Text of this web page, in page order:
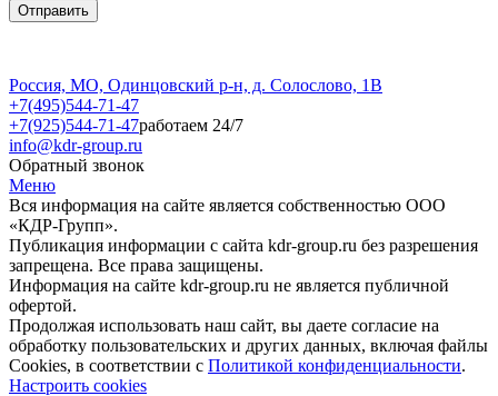
Россия, МО, Одинцовский р-н, д. Солослово, 1В
+7(495)544-71-47
+7(925)544-71-47работаем 24/7
info@kdr-group.ru
Обратный звонок
Меню
Вся информация на сайте является собственностью ООО
«КДР-Групп».
Публикация информации с сайта kdr-group.ru без разрешения
запрещена. Все права защищены.
Информация на сайте kdr-group.ru не является публичной
офертой.
Продолжая использовать наш сайт, вы даете согласие на
обработку пользовательских и других данных, включая файлы
Cookies, в соответствии с Политикой конфиденциальности.
Настроить cookies